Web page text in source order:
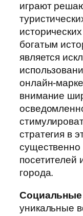
играют
богатым
является
онлайн-
внимание
стратегия в
существенно
посетителей
города.
Социальные
уникальные